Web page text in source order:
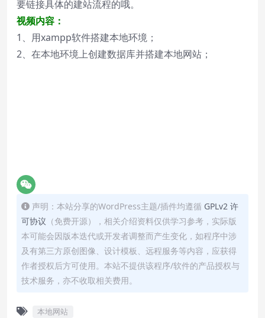
要链接具体的建站流程的哦。
视频内容：
1、用xampp软件搭建本地环境；
2、在本地环境上创建数据库并搭建本地网站；
声明：本站分享的WordPress主题/插件均遵循 GPLv2 许
可协议 （免费开源），相关介绍资料仅供学习参考，实际版
本可能会因版本迭代或开发者调整而产生变化，如程序中涉
及有第三方原创图像、设计模板、远程服务等内容，应获得
作者授权后方可使用。本站不提供该程序/软件的产品授权与
技术服务，亦不收取相关费用。
本地网站